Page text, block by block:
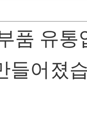
품 유
들어졌